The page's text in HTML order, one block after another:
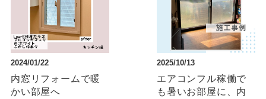
2024/01/22
内窓リフォームで暖
かい部屋へ
2025/10/13
エアコンフル稼働で
も暑いお部屋に、内